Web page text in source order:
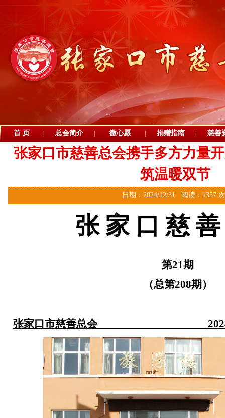
首 页 总会简介 微心愿 捐赠指南 慈善
张家口市慈善总会携手多方力量
筑温暖双节
日期：2024/12/31 阅读：1357
张 家 口 慈
第21期
（总第208期）
张家口市慈善总会